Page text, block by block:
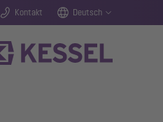
Kontakt Deutsch